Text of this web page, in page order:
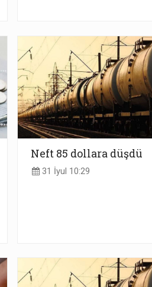
Neft 85 dollara düşdü
31 İyul 10:29